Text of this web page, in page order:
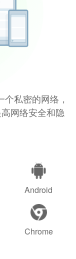
私密的网络，
网络安全和隐
Android
Chrome